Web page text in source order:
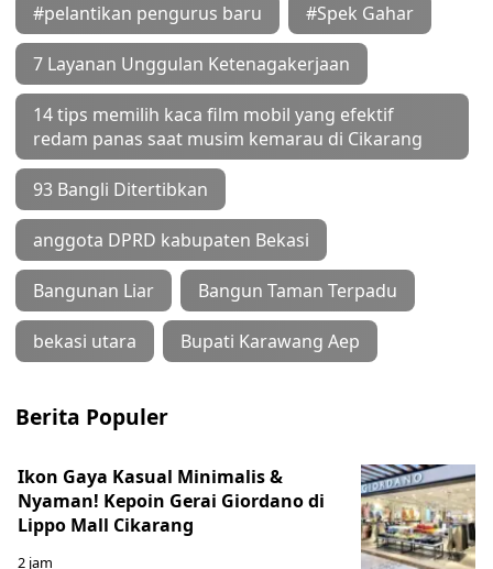
#pelantikan pengurus baru #Spek Gahar
7 Layanan Unggulan Ketenagakerjaan
14 tips memilih kaca film mobil yang efektif
redam panas saat musim kemarau di Cikarang
93 Bangli Ditertibkan
anggota DPRD kabupaten Bekasi
Bangunan Liar Bangun Taman Terpadu
bekasi utara Bupati Karawang Aep
Berita Populer
Ikon Gaya Kasual Minimalis &
Nyaman! Kepoin Gerai Giordano di
Lippo Mall Cikarang
2 jam